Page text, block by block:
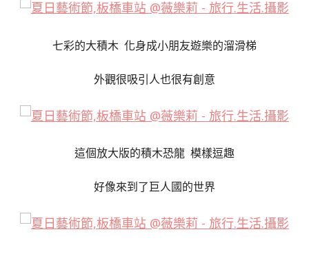
七彩的大積木 化身成小朋友遊樂的溜滑梯
外觀很吸引人也很有創意
這個放大版的積木恐龍 模樣逗趣
好像來到了巨人國的世界